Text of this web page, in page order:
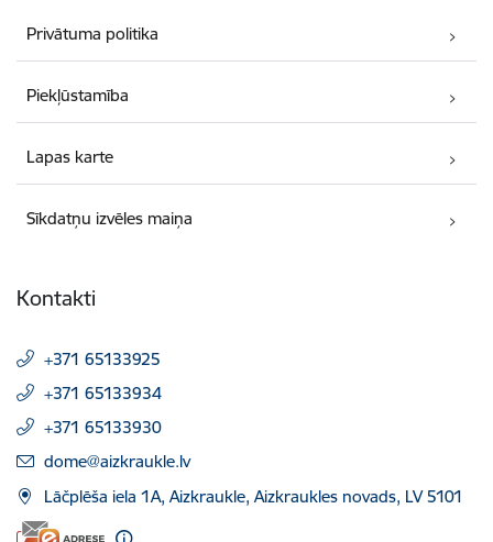
Privātuma politika
Piekļūstamība
Lapas karte
Sīkdatņu izvēles maiņa
Kontakti
+371 65133925
+371 65133934
+371 65133930
E-pasts:
dome@aizkraukle.lv
Lāčplēša iela 1A, Aizkraukle, Aizkraukles novads, LV 5101